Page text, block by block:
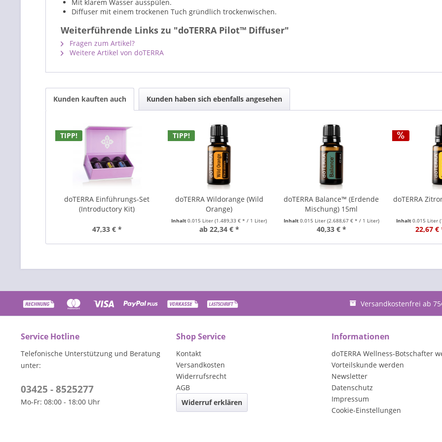
Mit klarem Wasser ausspülen.
Diffuser mit einem trockenen Tuch gründlich trockenwischen.
Weiterführende Links zu "doTERRA Pilot™ Diffuser"
Fragen zum Artikel?
Weitere Artikel von doTERRA
Kunden kauften auch Kunden haben sich ebenfalls angesehen
TIPP!
doTERRA Einführungs-Set
(Introductory Kit)
47,33 € *
TIPP!
doTERRA Wildorange (Wild
Orange)
Inhalt0.015 Liter(1.489,33 € * / 1 Liter)
ab 22,34 € *
doTERRA Balance™ (Erdende
Mischung) 15ml
Inhalt 0.015 Liter (2.688,67 € * / 1 Liter)
40,33 € *
doTERRA
Inhalt 0.015 Liter
22,67 €
Versandkostenfrei ab
Service Hotline
Telefonische Unterstützung und Beratung
unter:
03425 - 8525277
Mo-Fr: 08:00 - 18:00 Uhr
Shop Service
Kontakt
Versandkosten
Widerrufsrecht
AGB
Widerruf erklären
Informationen
doTERRA Wellness-Botschafter
Vorteilskunde werden
Newsletter
Datenschutz
Impressum
Cookie-Einstellungen